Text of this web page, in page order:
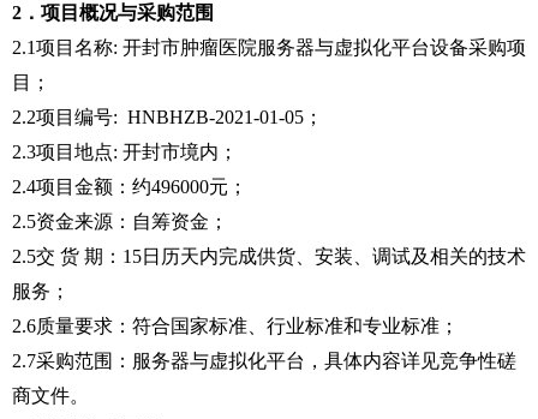
2．项目概况与采购范围
2.1项目名称: 开封市肿瘤医院服务器与虚拟化平台设备采购项
目；
2.2项目编号: HNBHZB-2021-01-05 ；
2.3项目地点: 开封市境内；
2.4项目金额： 约496000元；
2.5资金来源：自筹资金；
2.5交 货 期 ： 15日历天内完成供货、安装、调试及相关的技术
服务；
2.6质量要求 ： 符合国家标准、行业标准和专业标准 ；
2.7采购范围 ： 服务器与虚拟化平台 ，具体内容详见竞争性磋
商文件。